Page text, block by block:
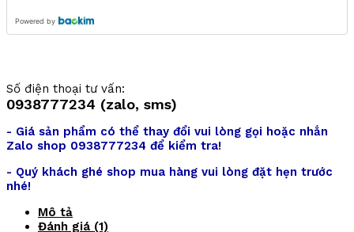
Powered by
Số điện thoại tư vấn:
0938777234 (zalo, sms)
- Giá sản phẩm có thể thay đổi vui lòng gọi hoặc nhắn
Zalo shop 0938777234 để kiểm tra!
- Quý khách ghé shop mua hàng vui lòng đặt hẹn trước
nhé!
Mô tả
Đánh giá (1)